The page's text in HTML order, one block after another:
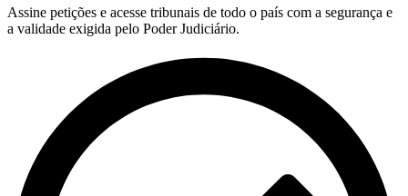
Assine petições e acesse tribunais de todo o país com a segurança e
a validade exigida pelo Poder Judiciário.